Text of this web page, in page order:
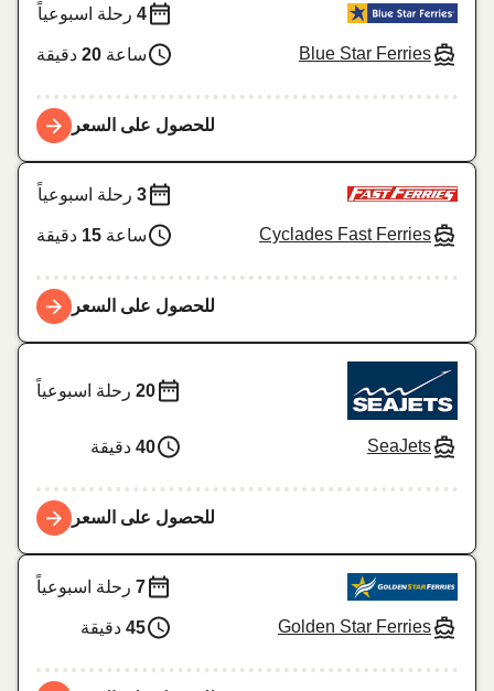
Blue Star Ferries
4رحلة اسبوعياً
ساعة20دقيقة
للحصول على السعر
Cyclades Fast Ferries
3رحلة اسبوعياً
ساعة15دقيقة
للحصول على السعر
SeaJets
20رحلة اسبوعياً
40دقيقة
للحصول على السعر
Golden Star Ferries
7رحلة اسبوعياً
45دقيقة